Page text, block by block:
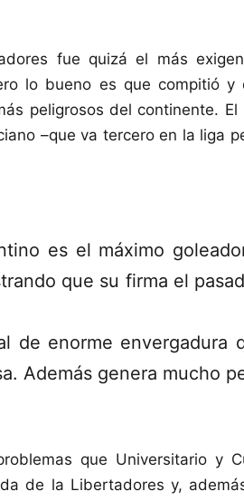
fue quizá el más
lo bueno es que compitió y
peligrosos del continente.
–que va tercero en la liga
es el máximo
que su firma el
de enorme envergadura
Además genera mucho
que Universitario y
de la Libertadores y,